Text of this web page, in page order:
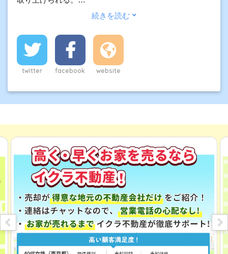
加えて、契約実務や物件調査の経験をもとに、プロ向け
りやすく発信している。
また、司法書士事務所では、不動産登記の専門家として
登記だけでなく、離婚協議書の作成や遺産分割協議書の
住宅ローンなど金銭的問題・離婚・相続などを中心に法
律に関わる不動産売却の相談が年間1000件以上ある。
twitter facebook website